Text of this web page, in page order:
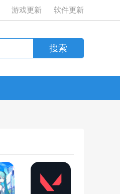
游戏更新 软件更新